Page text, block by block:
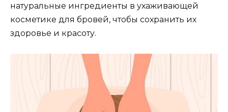
натyральные ингредиенты в ухаживающей
космeтике для бровей, чтобы сохранить их
здоровье и красоту.​